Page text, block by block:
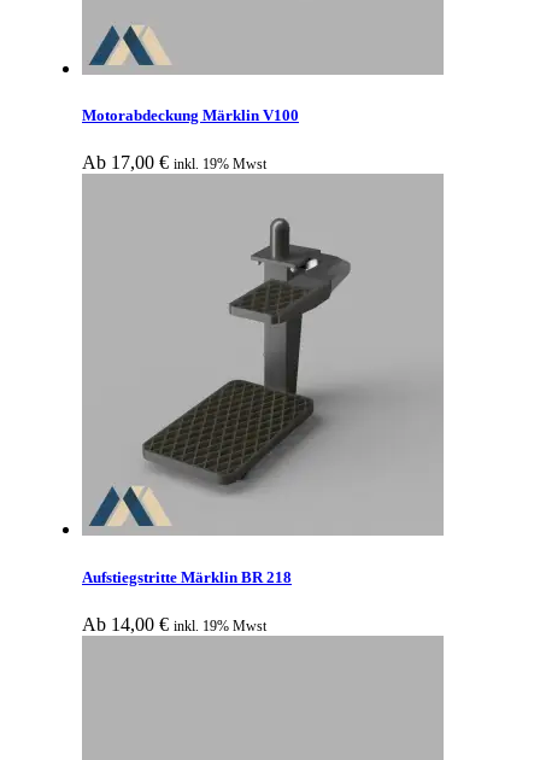
Motorabdeckung Märklin V100
Ab 17,00 € inkl. 19% Mwst
Aufstiegstritte Märklin BR 218
Ab 14,00 € inkl. 19% Mwst